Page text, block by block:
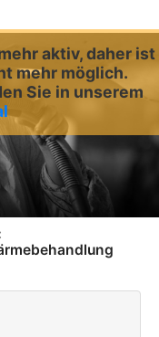
aktiv, daher ist
mehr möglich.
Sie in unserem